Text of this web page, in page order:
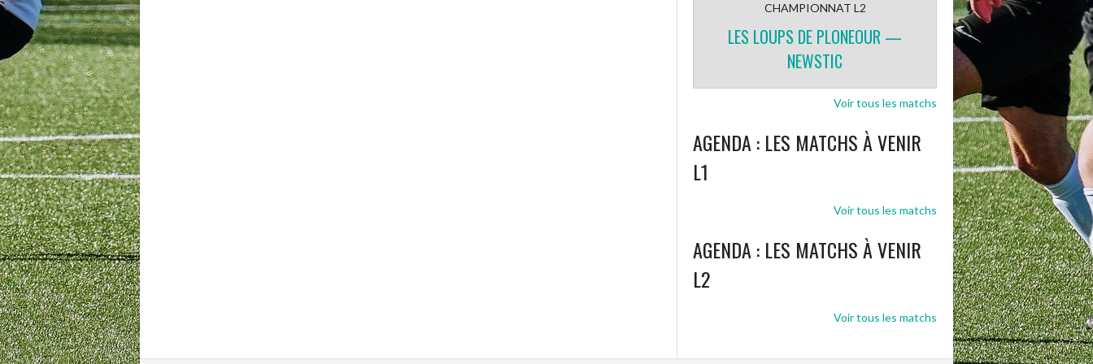
CHAMPIONNAT L2
LES LOUPS DE PLONEOUR —
NEWSTIC
Voir tous les matchs
AGENDA : LES MATCHS À VENIR
L1
Voir tous les matchs
AGENDA : LES MATCHS À VENIR
L2
Voir tous les matchs